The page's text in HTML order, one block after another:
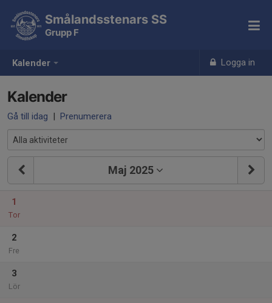
Kalender Logga in
Smålandsstenars SS
Grupp F
Kalender
Gå till idag | Prenumerera
Maj 2025
1
Tor
2
Fre
3
Lör